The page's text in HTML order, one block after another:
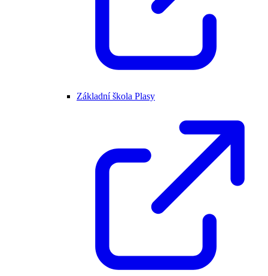
Základní škola Plasy